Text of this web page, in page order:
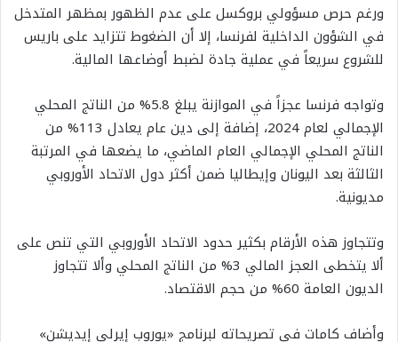
ورغم حرص مسؤولي بروكسل على عدم الظهور بمظهر المتدخل
في الشؤون الداخلية لفرنسا، إلا أن الضغوط تتزايد على باريس
للشروع سريعاً في عملية جادة لضبط أوضاعها المالية.
وتواجه فرنسا عجزاً في الموازنة يبلغ 5.8% من الناتج المحلي
الإجمالي لعام 2024، إضافة إلى دين عام يعادل 113% من
الناتج المحلي الإجمالي العام الماضي، ما يضعها في المرتبة
الثالثة بعد اليونان وإيطاليا ضمن أكثر دول الاتحاد الأوروبي
مديونية.
وتتجاوز هذه الأرقام بكثير حدود الاتحاد الأوروبي التي تنص على
ألا يتخطى العجز المالي 3% من الناتج المحلي وألا تتجاوز
الديون العامة 60% من حجم الاقتصاد.
وأضاف كامات في تصريحاته لبرنامج «يوروب إيرلي إيديشن»